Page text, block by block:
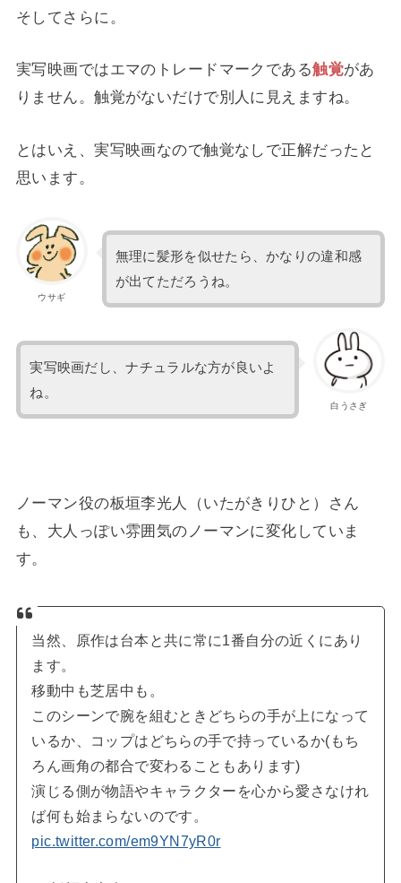
そしてさらに。
実写映画ではエマのトレードマークである触覚があ
りません。触覚がないだけで別人に見えますね。
とはいえ、実写映画なので触覚なしで正解だったと
思います。
ウサギ
無理に髪形を似せたら、かなりの違和感
が出てただろうね。
白うさぎ
実写映画だし、ナチュラルな方が良いよ
ね。
ノーマン役の板垣李光人（いたがきりひと）さん
も、大人っぽい雰囲気のノーマンに変化していま
す。
当然、原作は台本と共に常に1番自分の近くにあり
ます。
移動中も芝居中も。
このシーンで腕を組むときどちらの手が上になって
いるか、コップはどちらの手で持っているか(もち
ろん画角の都合で変わることもあります)
演じる側が物語やキャラクターを心から愛さなけれ
ば何も始まらないのです。
pic.twitter.com/em9YN7yR0r